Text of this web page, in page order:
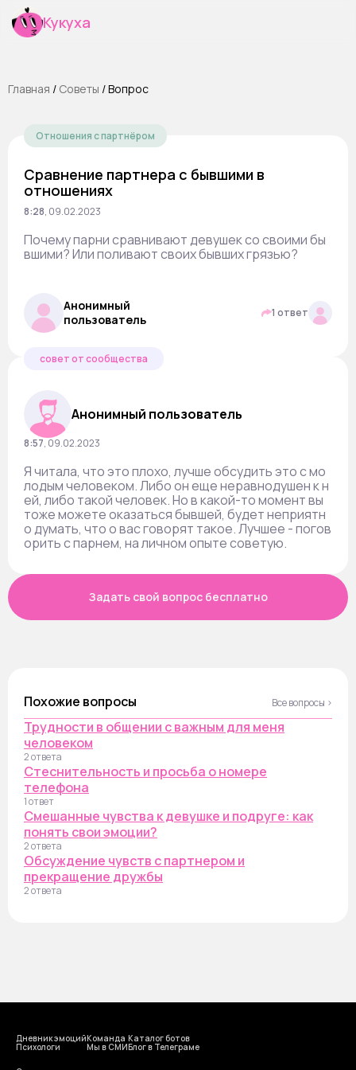
Кукуха
Главная / Cоветы /Вопрос
Отношения с партнёром
Сравнение партнера с бывшими в
отношениях
8:28, 09.02.2023
Почему парни сравнивают девушек со своими бы
вшими? Или поливают своих бывших грязью?
Анонимный
пользователь
1 ответ
совет от сообщества
Анонимный пользователь
8:57, 09.02.2023
Я читала, что это плохо, лучше обсудить это с мо
лодым человеком. Либо он еще неравнодушен к н
ей, либо такой человек. Но в какой-то момент вы
тоже можете оказаться бывшей, будет неприятн
о думать, что о вас говорят такое. Лучшее - погов
орить с парнем, на личном опыте советую.
Задать свой вопрос бесплатно
Похожие вопросы Все вопросы ›
Трудности в общении с важным для меня
человеком
2 ответа
Стеснительность и просьба о номере
телефона
1 ответ
Смешанные чувства к девушке и подруге: как
понять свои эмоции?
2 ответа
Обсуждение чувств с партнером и
прекращение дружбы
2 ответа
Дневник эмоций
Психологи
Команда
Мы в СМИ
Каталог ботов
Блог в Телеграме